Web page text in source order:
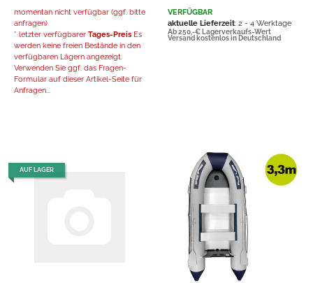
momentan nicht verfügbar (ggf. bitte
anfragen)
* letzter verfügbarer Tages-Preis Es
werden keine freien Bestände in den
verfügbaren Lägern angezeigt.
Verwenden Sie ggf. das Fragen-
Formular auf dieser Artikel-Seite für
Anfragen...
VERFÜGBAR
aktuelle Lieferzeit: 2 - 4 Werktage
Ab 250,-€ Lagerverkaufs-Wert
Versand kostenlos in Deutschland
AUF LAGER